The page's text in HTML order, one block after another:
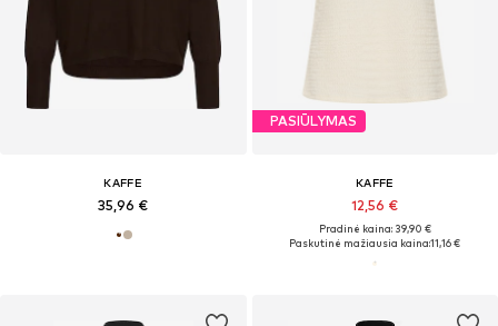
KAFFE
35,96 €
PASIŪLYMAS
KAFFE
12,56 €
Pradinė kaina: 39,90 €
Paskutinė mažiausia kaina:11,16 €